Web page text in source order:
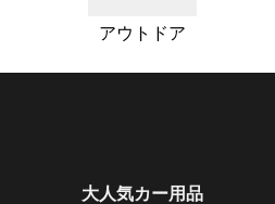
アウトドア
大人気カー用品